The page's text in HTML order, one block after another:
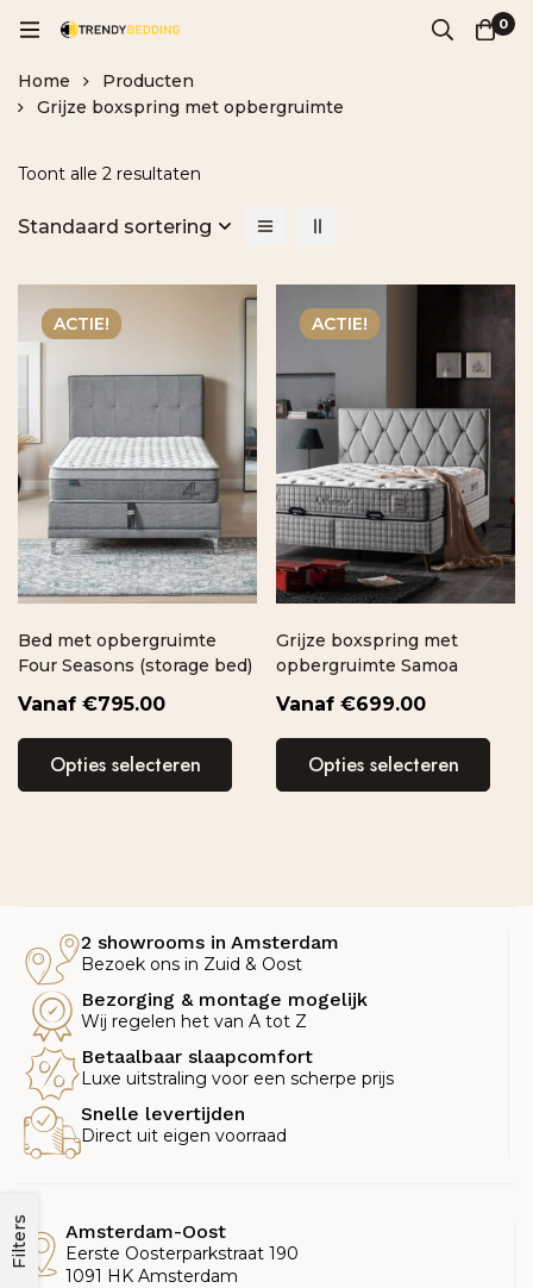
0
Home
Producten
Grijze boxspring met opbergruimte
Filters
Toont alle 2 resultaten
Standaard sortering
ACTIE!
Bed met opbergruimte
Four Seasons (storage bed)
€795.00
Opties selecteren
ACTIE!
Grijze boxspring met
opbergruimte Samoa
€699.00
Opties selecteren
2 showrooms in Amsterdam
Bezoek ons in Zuid & Oost
Bezorging & montage mogelijk
Wij regelen het van A tot Z
Betaalbaar slaapcomfort
Luxe uitstraling voor een scherpe prijs
Snelle levertijden
Direct uit eigen voorraad
Amsterdam-Oost
Eerste Oosterparkstraat 190
1091 HK Amsterdam